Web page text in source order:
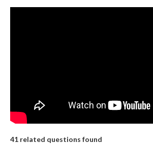
41 related questions found